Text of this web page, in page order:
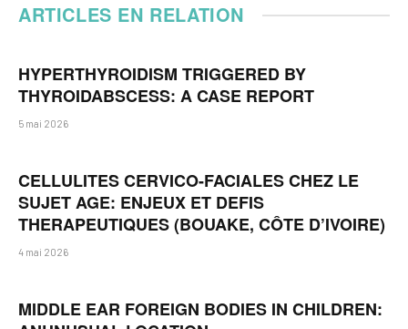
ARTICLES EN RELATION
HYPERTHYROIDISM TRIGGERED BY
THYROIDABSCESS: A CASE REPORT
5 mai 2026
CELLULITES CERVICO-FACIALES CHEZ LE
SUJET AGE: ENJEUX ET DEFIS
THERAPEUTIQUES (BOUAKE, CÔTE D’IVOIRE)
4 mai 2026
MIDDLE EAR FOREIGN BODIES IN CHILDREN: